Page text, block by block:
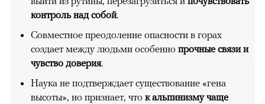
контроль над собой.
Совместное преодоление опасности в горах
создает между людьми особенно прочные связи и
чувство доверия.
Наука не подтверждает существование «гена
высоты», но признает, что к альпинизму чаще